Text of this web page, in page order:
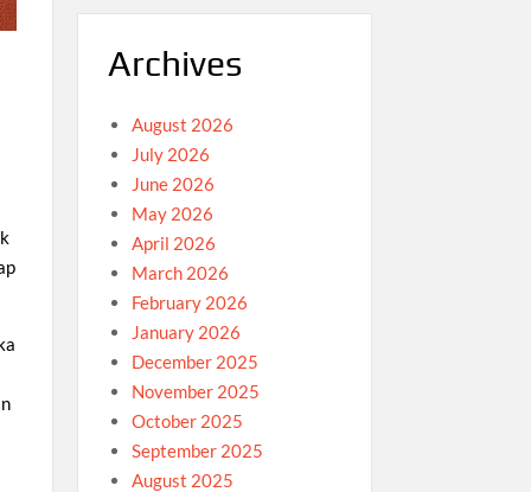
Archives
August 2026
July 2026
June 2026
May 2026
April 2026
March 2026
February 2026
January 2026
December 2025
November 2025
October 2025
September 2025
August 2025